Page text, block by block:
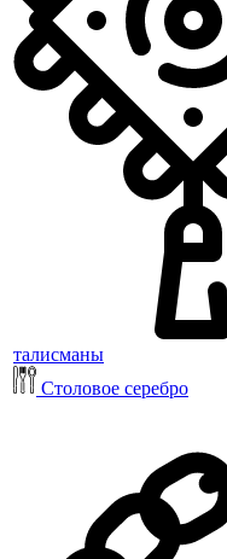
талисманы
Столовое серебро